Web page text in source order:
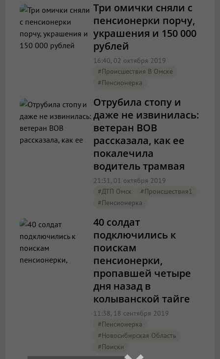
Три омички сняли с
пенсионерки порчу,
украшения и 150 000
рублей
16:40, 02 октября 2019
#Происшествия В Омске
#пенсионерка
Отрубила стопу и
даже не извинилась:
ветеран ВОВ
рассказала, как ее
покалечила
водитель трамвая
21:31, 01 октября 2019
#ДТП Омск
#Происшествия1
#пенсионерка
40 солдат
подключились к
поискам
пенсионерки,
пропавшей четыре
дня назад в
колыванской тайге
11:38, 18 сентября 2019
#пенсионерка
#Новосибирская Область
#поиски